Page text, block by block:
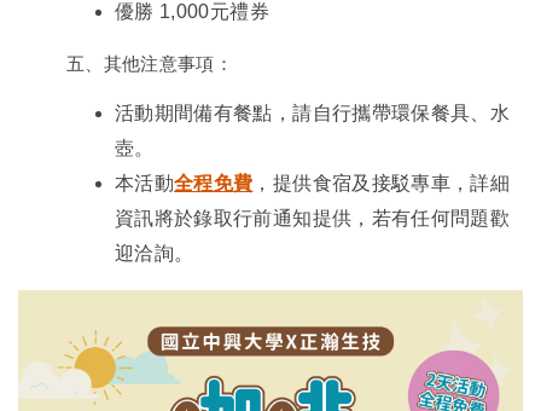
優勝 1,000元禮券
五、其他注意事項：
活動期間備有餐點，請自行攜帶環保餐具、水
壺。
本活動全程免費 ，提供食宿及接駁專車，詳細
資訊將於錄取行前通知提供，若有任何問題歡
迎洽詢。